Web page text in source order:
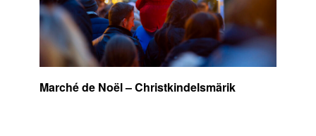
Marché de Noël – Christkindelsmärik